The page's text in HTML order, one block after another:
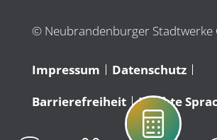
© Neubrandenburger Stadtwerke
Impressum
Datenschutz
Barrierefreiheit
Leichte
Verbraucherstreitbeilegung